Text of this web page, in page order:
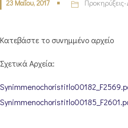
23 Μαΐου, 2017
Κατεβάστε το συνημμένο αρχείο
Σχετικά Αρχεία: